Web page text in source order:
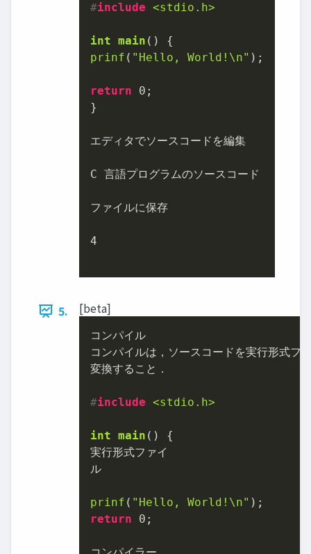
#include <stdio.h>
int main ()
prinf ( "Hello, World!\n" );
return 0 ;
}
エディタでソースコードを編集
C 言語プログラムのソースコード
ファイルに保存
4
5. [beta]
コンパイル
コンパイルは，ソースコードを実行形式フ
変換すること．
#include <stdio.h>
int main ()
{
実行形式ファイ
ル
prinf ( "Hello, World!\n"
return
0 ;